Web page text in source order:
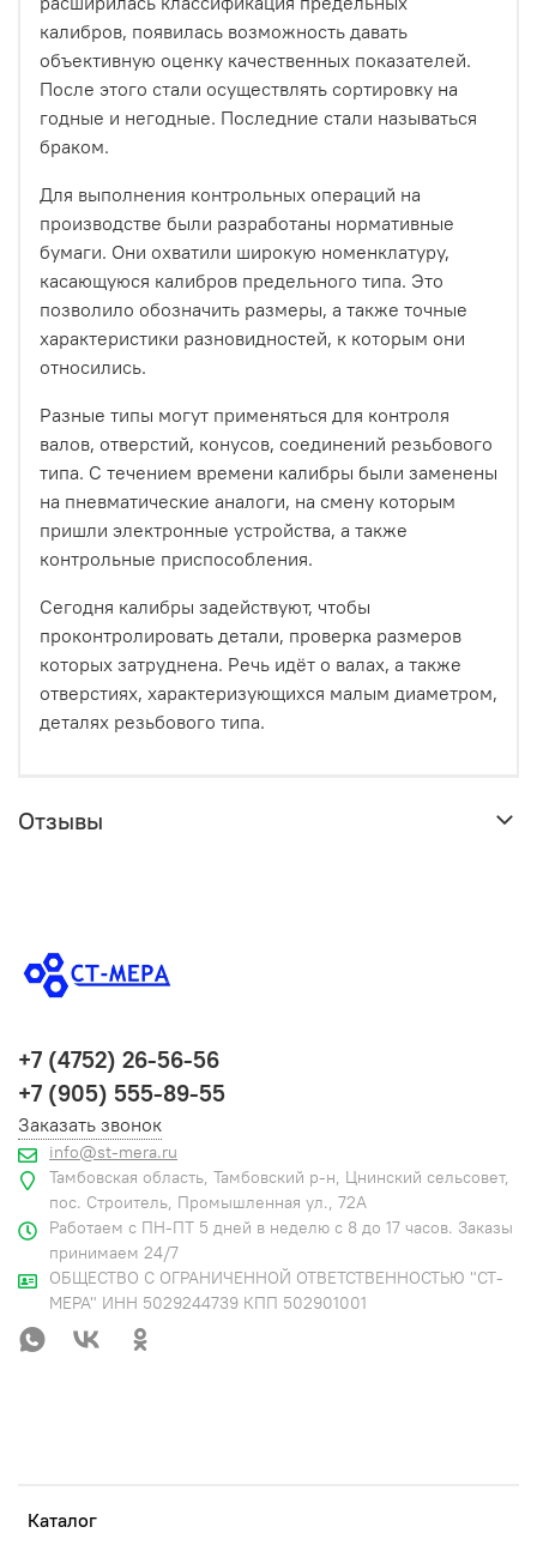
калибров, появилась возможность давать
объективную оценку качественных показателей.
После этого стали осуществлять сортировку на
годные и негодные. Последние стали называться
браком.
Для выполнения контрольных операций на
производстве были разработаны нормативные
бумаги. Они охватили широкую номенклатуру,
касающуюся калибров предельного типа. Это
позволило обозначить размеры, а также точные
характеристики разновидностей, к которым они
относились.
Разные типы могут применяться для контроля
валов, отверстий, конусов, соединений резьбового
типа. С течением времени калибры были заменены
на пневматические аналоги, на смену которым
пришли электронные устройства, а также
контрольные приспособления.
Сегодня калибры задействуют, чтобы
проконтролировать детали, проверка размеров
которых затруднена. Речь идёт о валах, а также
отверстиях, характеризующихся малым диаметром,
деталях резьбового типа.
Отзывы
Каталог
+7 (4752) 26-56-56
+7 (905) 555-89-55
Заказать звонок
info@st-mera.ru
Тамбовская область, Тамбовский р-н, Цнинский сельсовет,
пос. Строитель, Промышленная ул., 72А
Работаем с ПН-ПТ 5 дней в неделю с 8 до 17 часов. Заказы
принимаем 24/7
ОБЩЕСТВО С ОГРАНИЧЕННОЙ ОТВЕТСТВЕННОСТЬЮ "СТ-
МЕРА" ИНН 5029244739 КПП 502901001